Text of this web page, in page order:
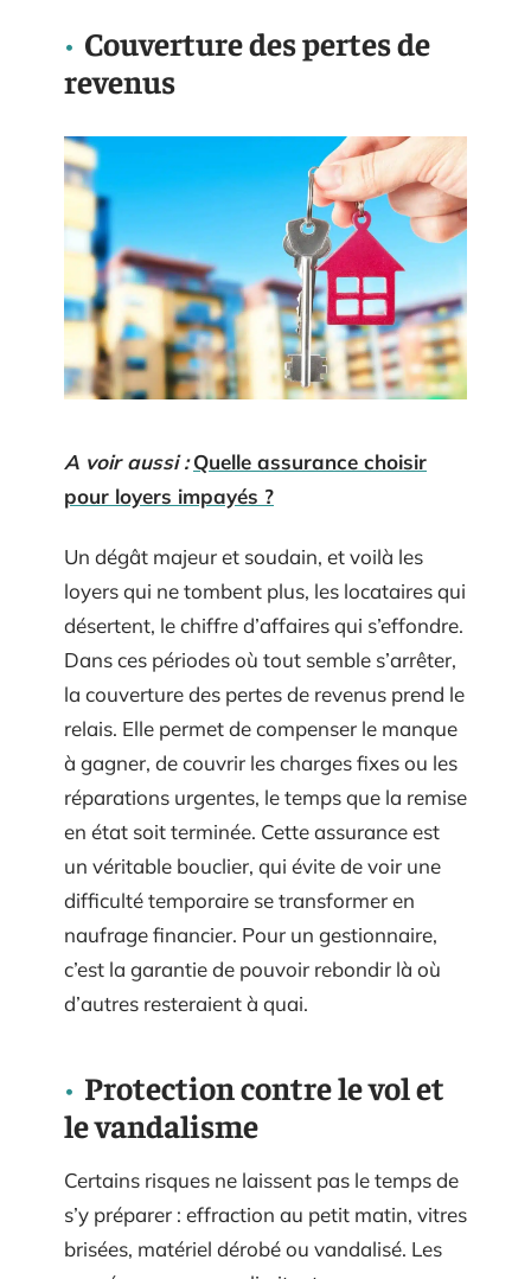
Couverture des pertes de
revenus
A voir aussi : Quelle assurance choisir
pour loyers impayés ?
Un dégât majeur et soudain, et voilà les
loyers qui ne tombent plus, les locataires qui
désertent, le chiffre d’affaires qui s’effondre.
Dans ces périodes où tout semble s’arrêter,
la couverture des pertes de revenus prend le
relais. Elle permet de compenser le manque
à gagner, de couvrir les charges fixes ou les
réparations urgentes, le temps que la remise
en état soit terminée. Cette assurance est
un véritable bouclier, qui évite de voir une
difficulté temporaire se transformer en
naufrage financier. Pour un gestionnaire,
c’est la garantie de pouvoir rebondir là où
d’autres resteraient à quai.
Protection contre le vol et
le vandalisme
Certains risques ne laissent pas le temps de
s’y préparer : effraction au petit matin, vitres
brisées, matériel dérobé ou vandalisé. Les